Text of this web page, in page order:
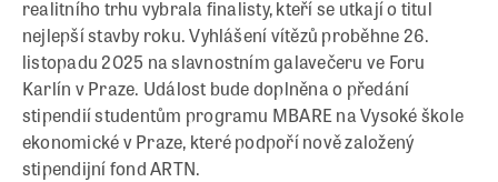
realitního trhu vybrala finalisty, kteří se utkají o titul
nejlepší stavby roku. Vyhlášení vítězů proběhne 26.
listopadu 2025 na slavnostním galavečeru ve Foru
Karlín v Praze. Událost bude doplněna o předání
stipendií studentům programu MBARE na Vysoké škole
ekonomické v Praze, které podpoří nově založený
stipendijní fond ARTN.